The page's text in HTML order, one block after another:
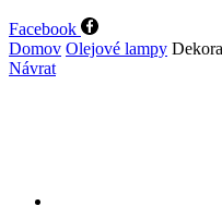
Facebook
Domov Olejové lampy
Návrat